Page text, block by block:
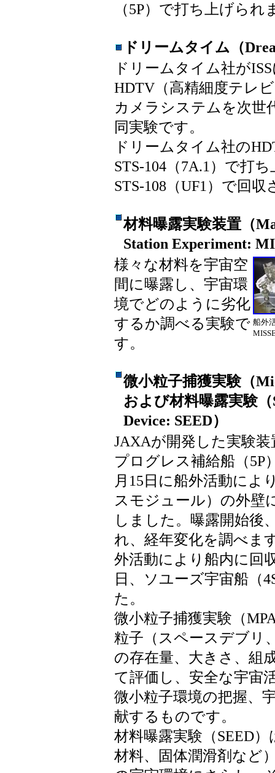
（5P）で打ち上げられ
ドリームタイム（
ドリームタイム社が
HDTV（高精細度テレ
カメラシステムを次世
同実験です。
ドリームタイム社の
STS-104（7A.1）で打
STS-108（UF1）で回
材料曝露実験装置（
Station Experiment:
船外
様々な材料を宇宙空
間に曝露し、宇宙環
境でどのように劣化
するか調べる実験で
す。
微小粒子捕獲実験（
および材料曝露実験
Device: SEED）
JAXAが開発した実験装
プログレス補給船（5P
月15日に船外活動によ
スモジュール）の外壁
しました。曝露開始後
れ、経年変化を調べま
外活動により船内に回
日、ソユーズ宇宙船（
た。
微小粒子捕獲実験（
粒子（スペースデブリ
の存在量、大きさ、組
て評価し、安全な宇宙
微小粒子環境の把握、
献するものです。
材料曝露実験（SEED
材料、固体潤滑剤など